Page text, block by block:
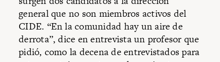
general que no son miembros activos del
CIDE. “En la comunidad hay un aire de
derrota”, dice en entrevista un profesor que
pidió, como la decena de entrevistados para